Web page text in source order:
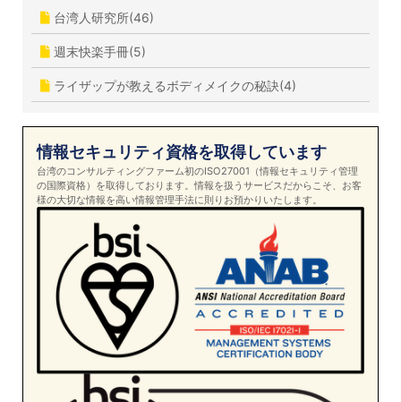
台湾人研究所(46)
週末快楽手冊(5)
ライザップが教えるボディメイクの秘訣(4)
情報セキュリティ資格を取得しています
台湾のコンサルティングファーム初のISO27001（情報セキュリティ管理
の国際資格）を取得しております。情報を扱うサービスだからこそ、お客
様の大切な情報を高い情報管理手法に則りお預かりいたします。